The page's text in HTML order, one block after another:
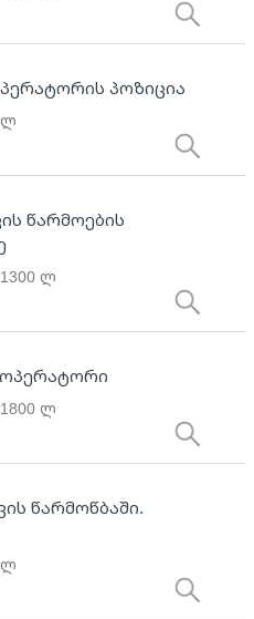
პოზიცია
წარმოების
ლ
ოპერატორი
ლ
წარმოწბაში.